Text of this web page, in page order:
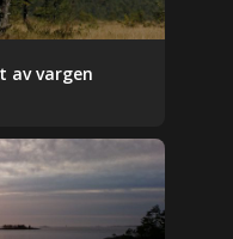
av vargen